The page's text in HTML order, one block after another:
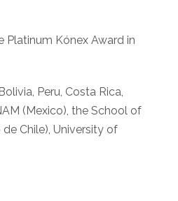
Platinum Kónex Award in
Peru, Costa Rica,
(Mexico), the School of
Chile), University of